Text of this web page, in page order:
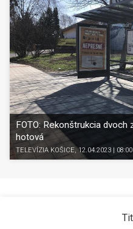
FOTO: Rekonštrukcia
hotová
TELEVÍZIA KOŠICE, 12.04.2023 | 08:00